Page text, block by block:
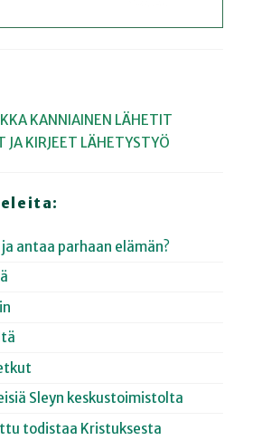
KANNIAINEN LÄHETIT
JA KIRJEET LÄHETYSTYÖ
antaa parhaan elämän?
Sleyn keskustoimistolta
todistaa Kristuksesta